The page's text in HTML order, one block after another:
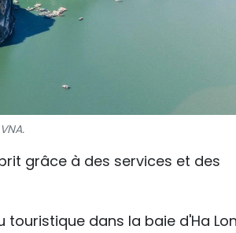
grâce à des services et des
dans la baie d'Ha